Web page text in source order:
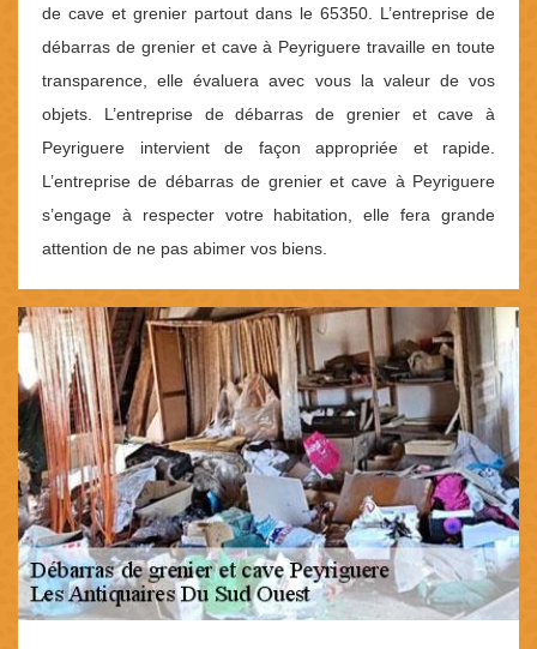
de cave et grenier partout dans le 65350. L’entreprise de
débarras de grenier et cave à Peyriguere travaille en toute
transparence, elle évaluera avec vous la valeur de vos
objets. L’entreprise de débarras de grenier et cave à
Peyriguere intervient de façon appropriée et rapide.
L’entreprise de débarras de grenier et cave à Peyriguere
s’engage à respecter votre habitation, elle fera grande
attention de ne pas abimer vos biens.